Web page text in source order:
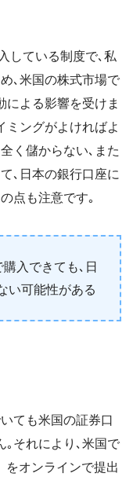
している制度で､私
､米国の株式市場で
による影響を受けま
ミングがよければよ
く儲からない､また
､日本の銀行口座に
点も注意です｡
入できても､日
い可能性がある
ても米国の証券口
｡それにより､米国で
をオンラインで提出